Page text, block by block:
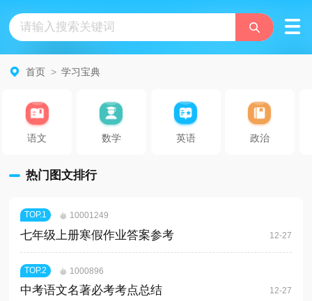
首页 > 学习宝典
语文 数学 英语 政治
热门图文排行
TOP.1 10001249
七年级上册寒假作业答案参考 12-27
TOP.2 1000896
中考语文名著必考考点总结 12-27